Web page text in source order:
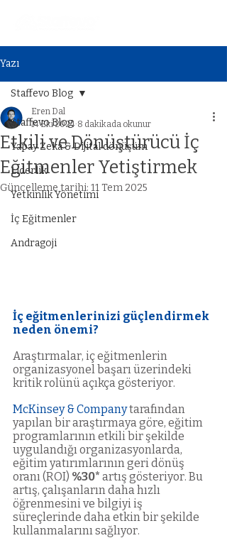
Yazı
Staffevo Blog
Yapay Zeka & Dijital dönüşüm
Liderlik
Yetkinlik Yönetimi
İç Eğitmenler
Andragoji
Staffevo Blog
Etkili ve Dönüştürücü İç
Eğitmenler Yetiştirmek
Eren Dal
14 Eki 2024 8 dakikada okunur
Güncelleme tarihi: 11 Tem 2025
İç eğitmenlerinizi güçlendirmek
neden önemi?
Araştırmalar, iç eğitmenlerin
organizasyonel başarı üzerindeki
kritik rolünü açıkça gösteriyor.
McKinsey & Company tarafından
yapılan bir araştırmaya göre, eğitim
programlarının etkili bir şekilde
uygulandığı organizasyonlarda,
eğitim yatırımlarının geri dönüş
oranı (ROI) %30* artış gösteriyor. Bu
artış, çalışanların daha hızlı
öğrenmesini ve bilgiyi iş
süreçlerinde daha etkin bir şekilde
kullanmalarını sağlıyor.